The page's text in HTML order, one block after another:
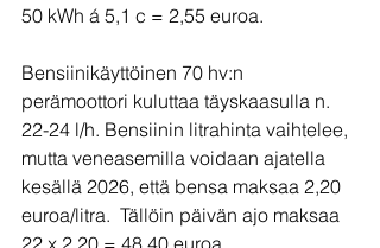
50 kWh á 5,1 c = 2,55 euroa.
Bensiinikäyttöinen 70 hv:n
perämoottori kuluttaa täyskaasulla n.
22-24 l/h. Bensiinin litrahinta vaihtelee,
mutta veneasemilla voidaan ajatella
kesällä 2026, että bensa maksaa 2,20
euroa/litra.  Tällöin päivän ajo maksaa
22 x 2,20 = 48,40 euroa.